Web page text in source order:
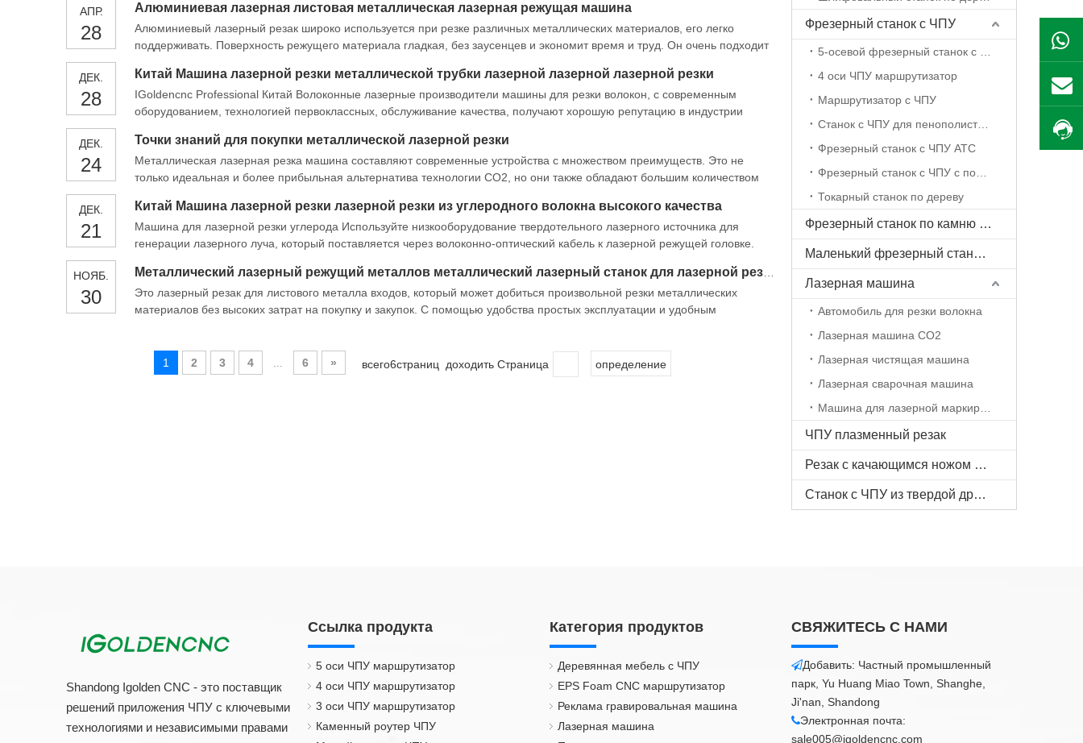
АПР.
28
Алюминиевая лазерная листовая металлическая лазерная режущая машина
Алюминиевый лазерный резак широко используется при резке различных металлических материалов, его легко
поддерживать. Поверхность режущего материала гладкая, без заусенцев и экономит время и труд. Он очень подходит
ДЕК.
28
Китай Машина лазерной резки металлической трубки лазерной лазерной лазерной резки
IGoldencnc Professional Китай Волоконные лазерные производители машины для резки волокон, с современным
оборудованием, технологией первоклассных, обслуживание качества, получают хорошую репутацию в индустрии
значительно улучшить рабочую эффективность.
ДЕК.
24
Точки знаний для покупки металлической лазерной резки
Металлическая лазерная резка машина составляют современные устройства с множеством преимуществ. Это не
только идеальная и более прибыльная альтернатива технологии CO2, но они также обладают большим количеством
ДЕК.
21
Китай Машина лазерной резки лазерной резки из углеродного волокна высокого качества
Машина для лазерной резки углерода Используйте низкооборудование твердотельного лазерного источника для
генерации лазерного луча, который поставляется через волоконно-оптический кабель к лазерной режущей головке.
резки
НОЯБ.
30
Это лазерный резак для листового металла входов, который может добиться произвольной резки металлических
материалов без высоких затрат на покупку и закупок. С помощью удобства простых эксплуатации и удобным
1
2 3 4 6 » всего6страниц доходить Страница определение
Фрезерный станок с ЧПУ
4 оси ЧПУ маршрутизатор
Маршрутизатор с ЧПУ
Станок с ЧПУ для пенополистирола
Фрезерный станок с ЧПУ ATC
Токарный станок по дереву
Фрезерный станок по камню с ЧПУ
Маленький фрезерный станок с ЧПУ
Лазерная машина
Автомобиль для резки волокна
Лазерная машина CO2
Лазерная чистящая машина
Лазерная сварочная машина
ЧПУ плазменный резак
Резак с качающимся ножом с ЧПУ
Станок с ЧПУ из твердой древесины
Shandong Igolden CNC - это поставщик
решений приложения ЧПУ с ключевыми
технологиями и независимыми правами
Ссылка продукта
5 оси ЧПУ маршрутизатор
4 оси ЧПУ маршрутизатор
3 оси ЧПУ маршрутизатор
Каменный роутер ЧПУ
Категория продуктов
Деревянная мебель с ЧПУ
EPS Foam CNC маршрутизатор
Реклама гравировальная машина
Лазерная машина
СВЯЖИТЕСЬ С НАМИ
Добавить: Частный промышленный
парк, Yu Huang Miao Town, Shanghe,
Ji'nan, Shandong
Электронная почта:
sale005@igoldencnc.com